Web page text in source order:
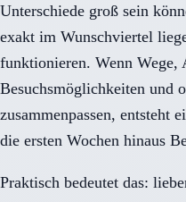
Unterschiede groß sein
exakt im Wunschviertel
funktionieren. Wenn Wege,
Besuchsmöglichkeiten und
zusammenpassen, entsteht
die ersten Wochen hinaus
Praktisch bedeutet das: